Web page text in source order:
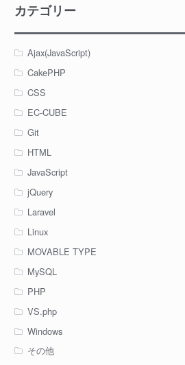
カテゴリー
Ajax(JavaScript)
CakePHP
CSS
EC-CUBE
Git
HTML
JavaScript
jQuery
Laravel
Linux
MOVABLE TYPE
MySQL
PHP
VS.php
Windows
その他